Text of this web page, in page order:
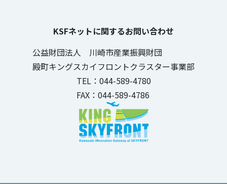
KSFネットに関するお問い合わせ
公益財団法人 川崎市産業振興財団
殿町キングスカイフロントクラスター事業部
TEL：044-589-4780
FAX：044-589-4786